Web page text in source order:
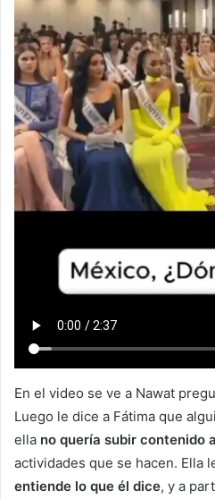
En el video se ve a Nawat
Luego le dice a Fátima que
ella no quería subir contenido
actividades que se hacen. Ella
entiende lo que él dice, y a